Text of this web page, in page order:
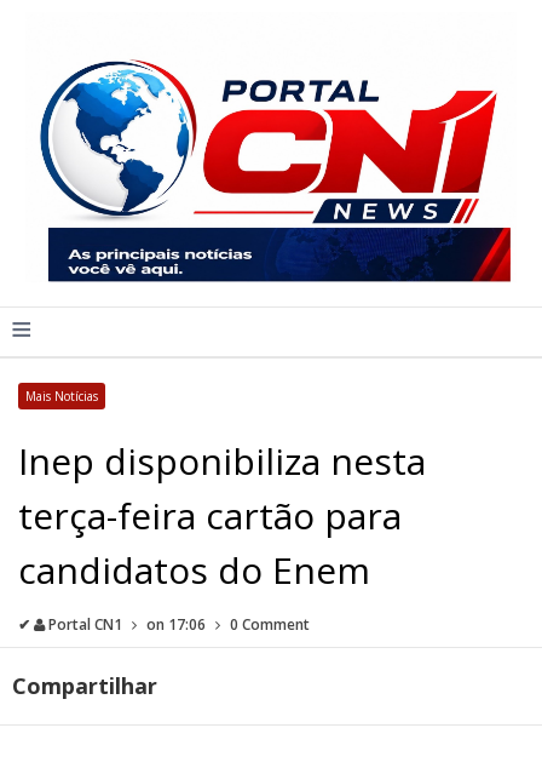
≡
Mais Notícias
Inep disponibiliza nesta
terça-feira cartão para
candidatos do Enem
✔ Portal CN1 on 17:06 0 Comment
Compartilhar